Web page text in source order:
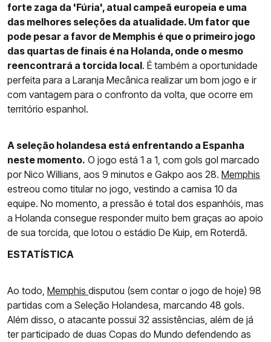
forte zaga da 'Fúria', atual campeã europeia e uma
das melhores seleções da atualidade. Um fator que
pode pesar a favor de Memphis é que o primeiro jogo
das quartas de finais é na Holanda, onde o mesmo
reencontrará a torcida local. É também a oportunidade
perfeita para a Laranja Mecânica realizar um bom jogo e ir
com vantagem para o confronto da volta, que ocorre em
território espanhol.
A seleção holandesa está enfrentando a Espanha
neste momento. O jogo está 1 a 1, com gols gol marcado
por Nico Willians, aos 9 minutos e Gakpo aos 28. Memphis
estreou como titular no jogo, vestindo a camisa 10 da
equipe. No momento, a pressão é total dos espanhóis, mas
a Holanda consegue responder muito bem graças ao apoio
de sua torcida, que lotou o estádio De Kuip, em Roterdã.
ESTATÍSTICA
Ao todo, Memphis disputou (sem contar o jogo de hoje) 98
partidas com a Seleção Holandesa, marcando 48 gols.
Além disso, o atacante possui 32 assistências, além de já
ter participado de duas Copas do Mundo defendendo as